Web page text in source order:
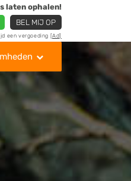
laten ophalen!
BEL MIJ OP
een vergoeding [Ad]